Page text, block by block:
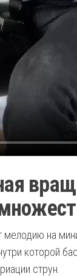
мелодию на
которой
струн.